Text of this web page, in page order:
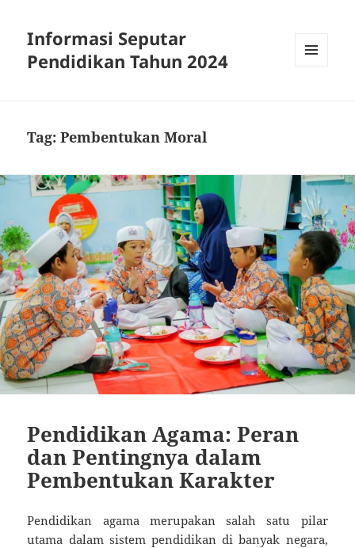
Informasi Seputar
Pendidikan Tahun 2024
Tag:Pembentukan Moral
Pendidikan Agama: Peran
dan Pentingnya dalam
Pembentukan Karakter
Pendidikan agama merupakan salah satu pilar
utama dalam sistem pendidikan di banyak negara,